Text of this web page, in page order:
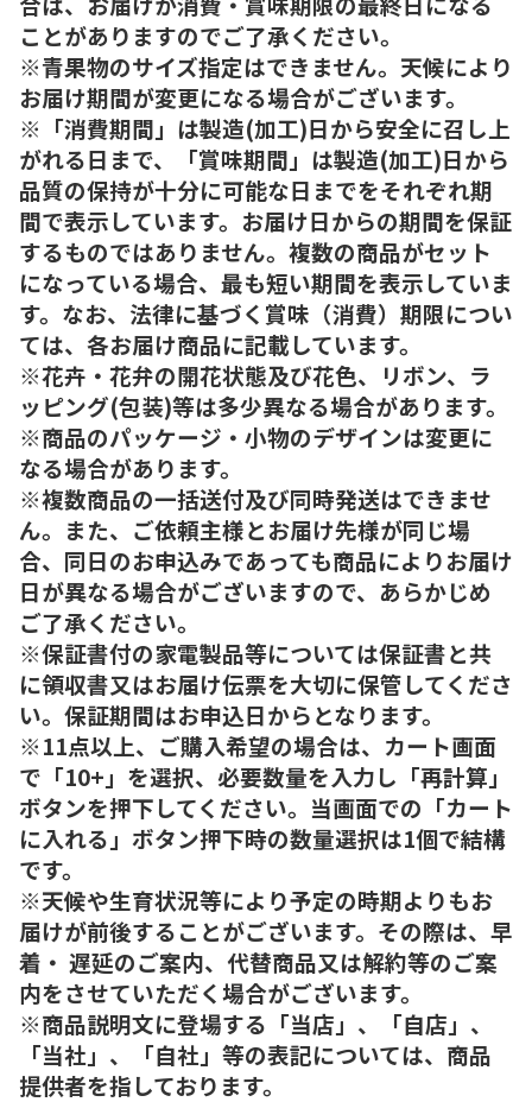
ことがありますのでご了承ください。
※青果物のサイズ指定はできません。天候により
お届け期間が変更になる場合がございます。
※「消費期間」は製造(加工)日から安全に召し上
がれる日まで、「賞味期間」は製造(加工)日から
品質の保持が十分に可能な日までをそれぞれ期
間で表示しています。お届け日からの期間を保証
するものではありません。複数の商品がセット
になっている場合、最も短い期間を表示していま
す。なお、法律に基づく賞味（消費）期限につい
ては、各お届け商品に記載しています。
※花卉・花弁の開花状態及び花色、リボン、ラ
ッピング(包装)等は多少異なる場合があります。
※商品のパッケージ・小物のデザインは変更に
なる場合があります。
※複数商品の一括送付及び同時発送はできませ
ん。また、ご依頼主様とお届け先様が同じ場
合、同日のお申込みであっても商品によりお届け
日が異なる場合がございますので、あらかじめ
ご了承ください。
※保証書付の家電製品等については保証書と共
に領収書又はお届け伝票を大切に保管してくださ
い。保証期間はお申込日からとなります。
※11点以上、ご購入希望の場合は、カート画面
で「10+」を選択、必要数量を入力し「再計算」
ボタンを押下してください。当画面での「カート
に入れる」ボタン押下時の数量選択は1個で結構
です。
※天候や生育状況等により予定の時期よりもお
届けが前後することがございます。その際は、早
着・ 遅延のご案内、代替商品又は解約等のご案
内をさせていただく場合がございます。
※商品説明文に登場する「当店」、「自店」、
「当社」、「自社」等の表記については、商品
提供者を指しております。